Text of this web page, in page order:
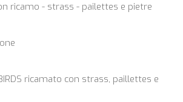
ricamo - strass - pailettes e pietre
ricamato con strass, paillettes e